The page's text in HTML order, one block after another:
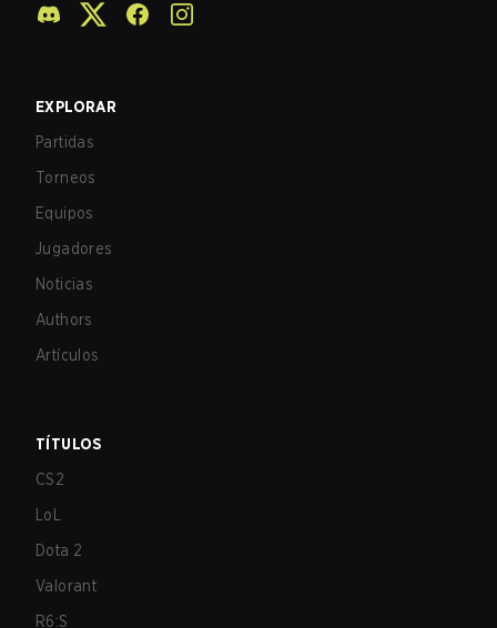
EXPLORAR
Partidas
Torneos
Equipos
Jugadores
Noticias
Authors
Artículos
TÍTULOS
CS2
LoL
Dota 2
Valorant
R6:S